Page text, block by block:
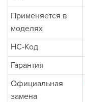
Применяется в
моделях
НС-Код
Гарантия
Официальная
замена